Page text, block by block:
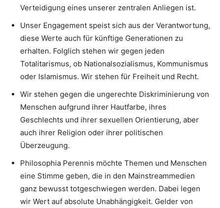
Verteidigung eines unserer zentralen Anliegen ist.
Unser Engagement speist sich aus der Verantwortung,
diese Werte auch für künftige Generationen zu
erhalten. Folglich stehen wir gegen jeden
Totalitarismus, ob Nationalsozialismus, Kommunismus
oder Islamismus. Wir stehen für Freiheit und Recht.
Wir stehen gegen die ungerechte Diskriminierung von
Menschen aufgrund ihrer Hautfarbe, ihres
Geschlechts und ihrer sexuellen Orientierung, aber
auch ihrer Religion oder ihrer politischen
Überzeugung.
Philosophia Perennis möchte Themen und Menschen
eine Stimme geben, die in den Mainstreammedien
ganz bewusst totgeschwiegen werden. Dabei legen
wir Wert auf absolute Unabhängigkeit. Gelder von